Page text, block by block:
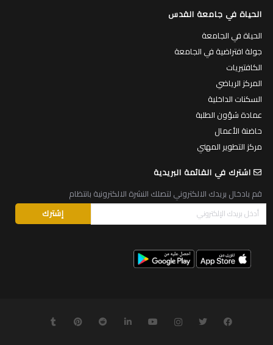
الحياة في جامعة القدس
الحياة في الجامعة
جولة افتراضية في الجامعة
الكافتيريات
المركز الرياضي
السكنات الداخلية
عمادة شؤون الطلبة
حاضنة الأعمال
مركز التطوير المهني
اشترك في القائمة البريدية
قم بادخال بريدك الالكتروني لتصلك النشرة الالكترونية بانتظام